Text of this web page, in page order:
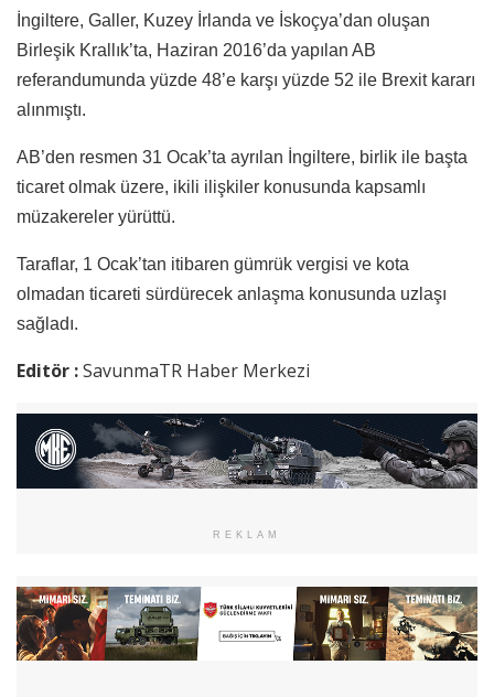
İngiltere, Galler, Kuzey İrlanda ve İskoçya’dan oluşan
Birleşik Krallık’ta, Haziran 2016’da yapılan AB
referandumunda yüzde 48’e karşı yüzde 52 ile Brexit kararı
alınmıştı.
AB’den resmen 31 Ocak’ta ayrılan İngiltere, birlik ile başta
ticaret olmak üzere, ikili ilişkiler konusunda kapsamlı
müzakereler yürüttü.
Taraflar, 1 Ocak’tan itibaren gümrük vergisi ve kota
olmadan ticareti sürdürecek anlaşma konusunda uzlaşı
sağladı.
Editör :SavunmaTR Haber Merkezi
REKLAM